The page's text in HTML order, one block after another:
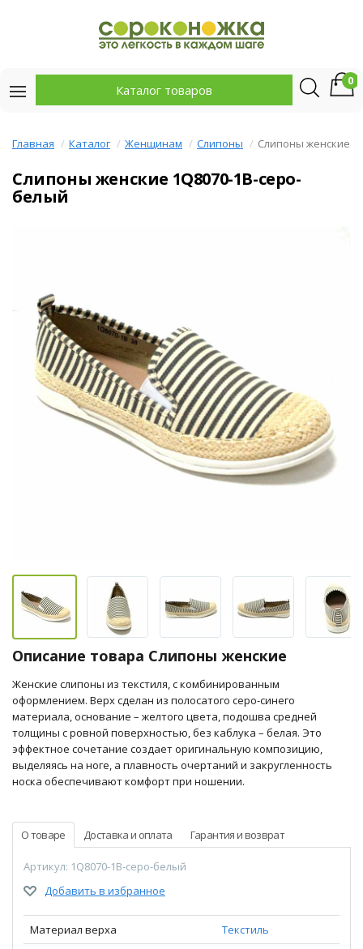
Каталог товаров
0
Главная Каталог Женщинам Слипоны Слипоны женские
Слипоны женские 1Q8070-1B-серо-
белый
Описание товара Слипоны женские
Женские слипоны из текстиля, с комбинированным
оформлением. Верх сделан из полосатого серо-синего
материала, основание – желтого цвета, подошва средней
толщины с ровной поверхностью, без каблука – белая. Это
эффектное сочетание создает оригинальную композицию,
выделяясь на ноге, а плавность очертаний и закругленность
носка обеспечивают комфорт при ношении.
О товаре Доставка и оплата Гарантия и возврат
Артикул: 1Q8070-1B-серо-белый
Добавить в избранное
Материал верха
Текстиль